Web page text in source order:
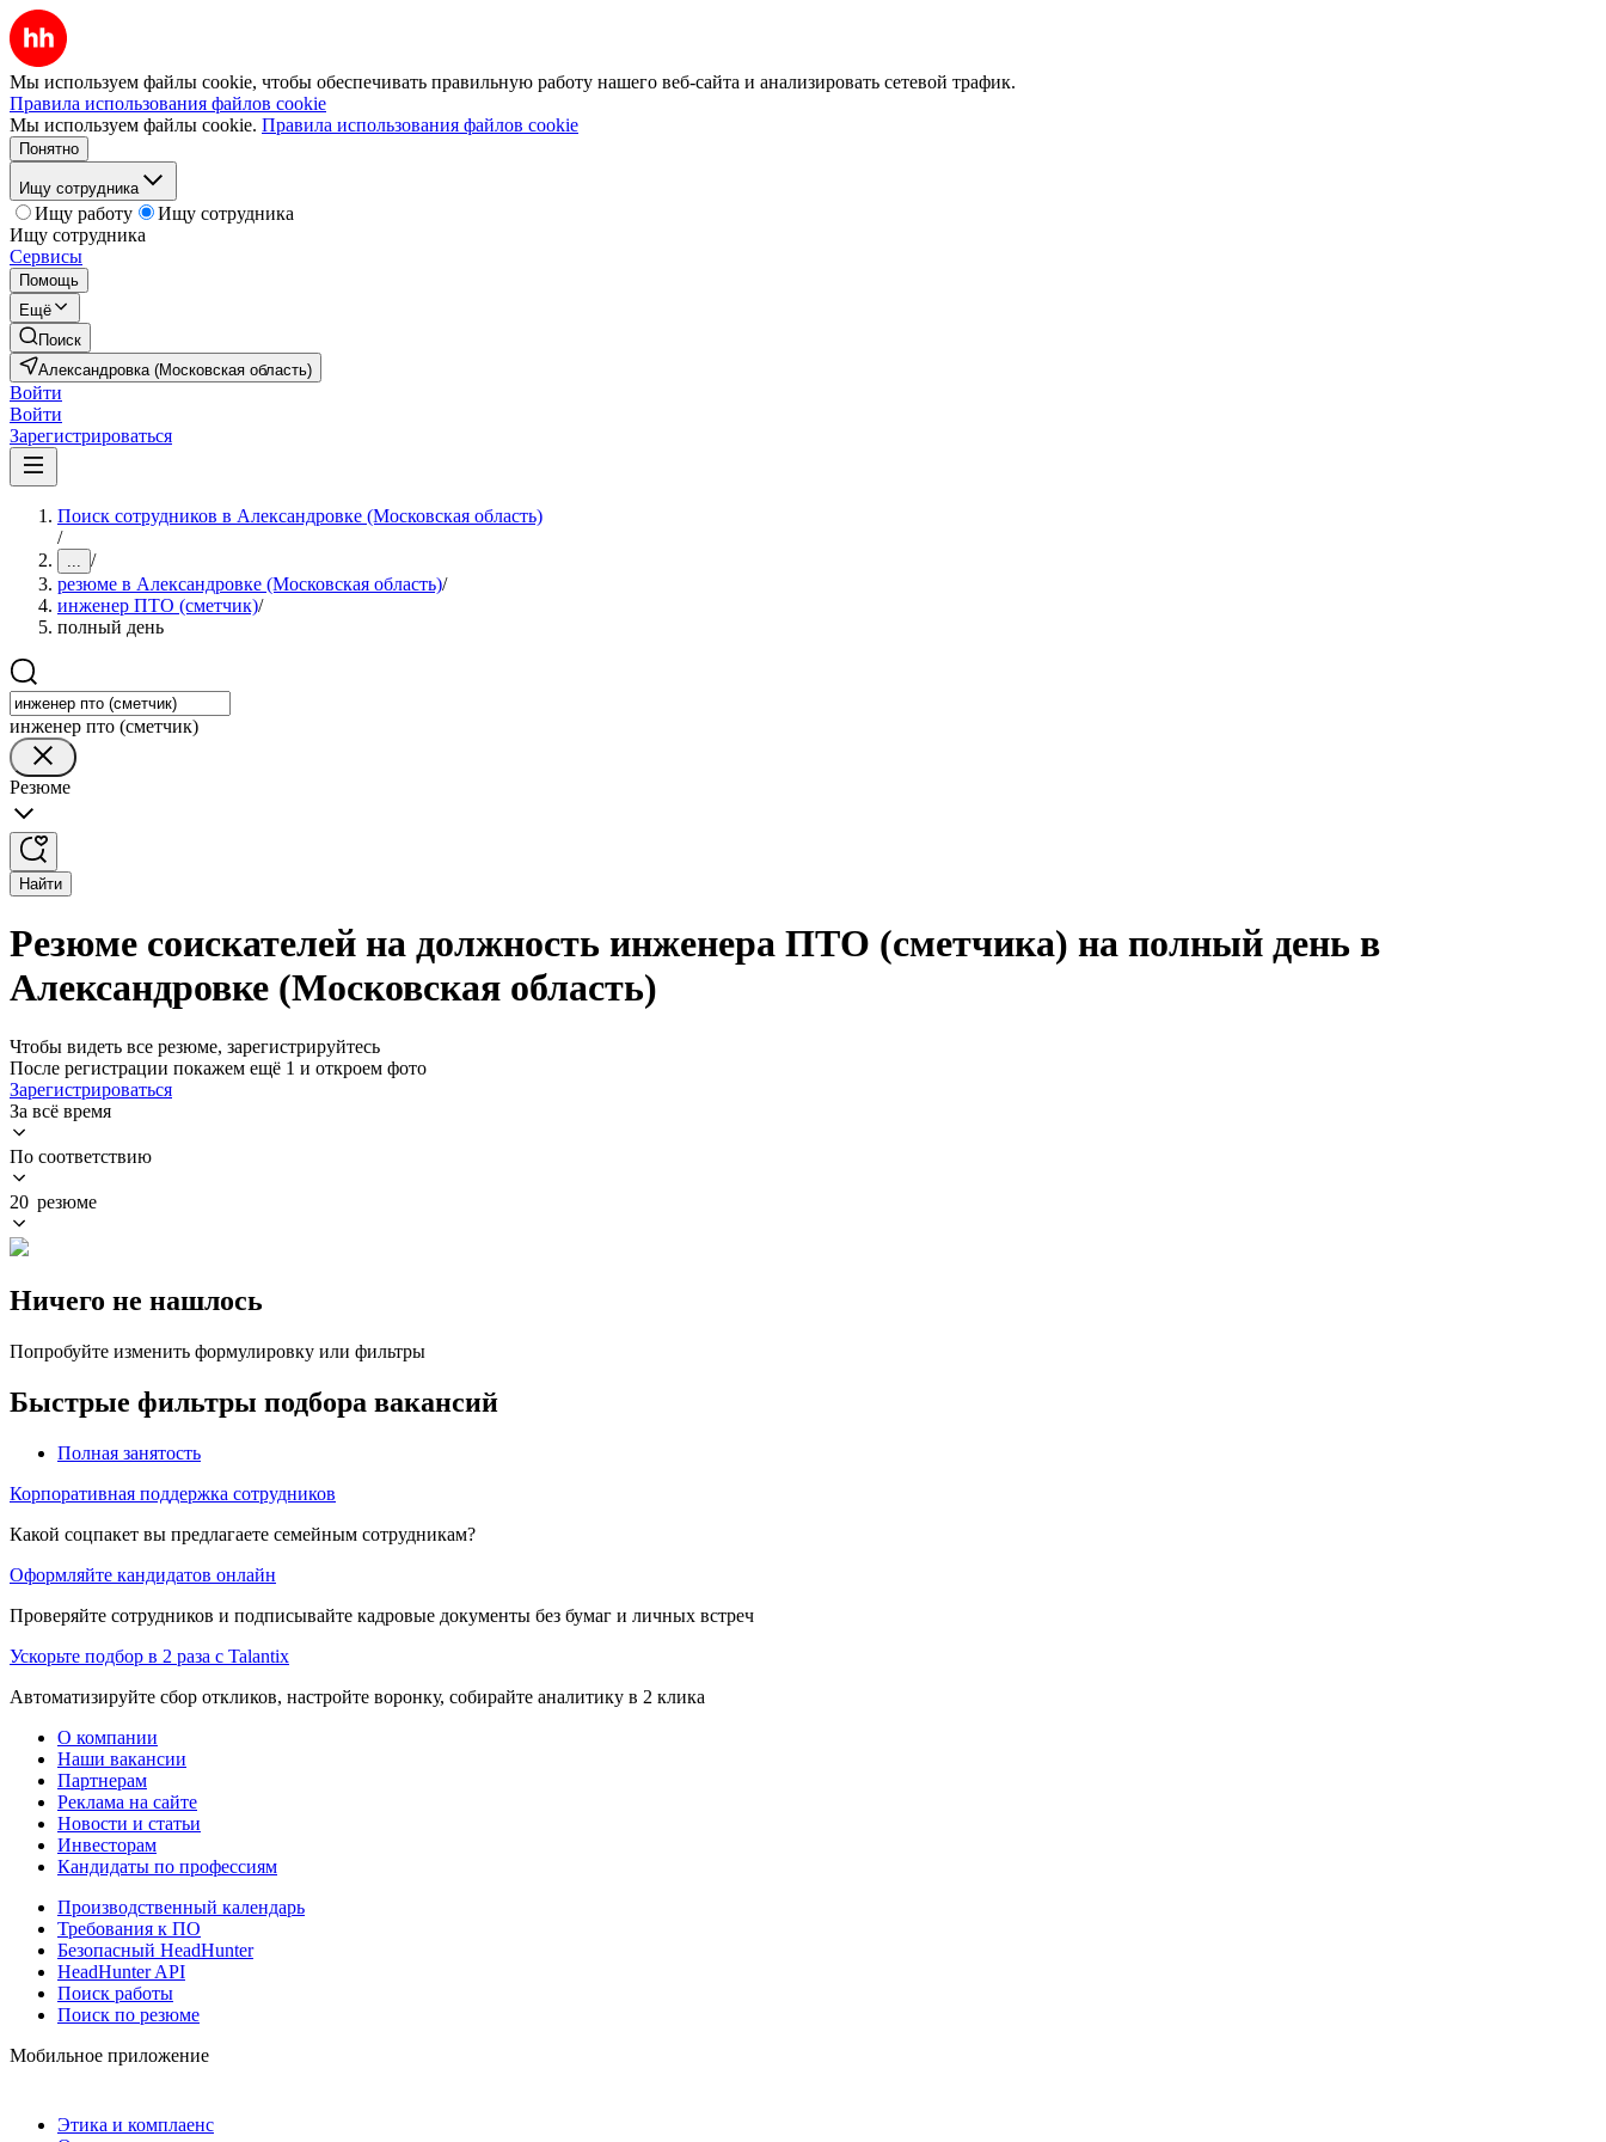
Мы используем файлы cookie, чтобы обеспечивать правильную работу нашего веб-сайта и анализировать сетевой трафик.
Правила использования файлов cookie
Мы используем файлы cookie. Правила использования файлов cookie
Понятно
Ищу сотрудника
Ищу работу
Ищу сотрудника
Ищу сотрудника
Сервисы
Помощь
Ещё
Поиск
Александровка (Московская область)
Войти
Войти
Зарегистрироваться
Поиск сотрудников в Александровке (Московская область)
/
... /
резюме в Александровке (Московская область)/
инженер ПТО (сметчик)/
полный день
инженер пто (сметчик)
Резюме
Найти
Резюме соискателей на должность инженера ПТО (сметчика) на полный день в
Александровке (Московская область)
Чтобы видеть все резюме, зарегистрируйтесь
После регистрации покажем ещё 1 и откроем фото
Зарегистрироваться
За всё время
По соответствию
20 резюме
Ничего не нашлось
Попробуйте изменить формулировку или фильтры
Быстрые фильтры подбора вакансий
Полная занятость
Корпоративная поддержка сотрудников
Какой соцпакет вы предлагаете семейным сотрудникам?
Оформляйте кандидатов онлайн
Проверяйте сотрудников и подписывайте кадровые документы без бумаг и личных встреч
Ускорьте подбор в 2 раза с Talantix
Автоматизируйте сбор откликов, настройте воронку, собирайте аналитику в 2 клика
О компании
Наши вакансии
Партнерам
Реклама на сайте
Новости и статьи
Инвесторам
Кандидаты по профессиям
Производственный календарь
Требования к ПО
Безопасный HeadHunter
HeadHunter API
Поиск работы
Поиск по резюме
Мобильное приложение
Этика и комплаенс